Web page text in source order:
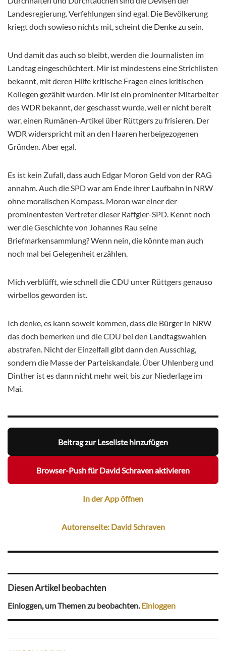
Landesregierung. Verfehlungen sind egal. Die Bevölkerung
kriegt doch sowieso nichts mit, scheint die Denke zu sein.
Und damit das auch so bleibt, werden die Journalisten im
Landtag eingeschüchtert. Mir ist mindestens eine Strichlisten
bekannt, mit deren Hilfe kritische Fragen eines kritischen
Kollegen gezählt wurden. Mir ist ein prominenter Mitarbeiter
des WDR bekannt, der geschasst wurde, weil er nicht bereit
war, einen Rumänen-Artikel über Rüttgers zu frisieren. Der
WDR widerspricht mit an den Haaren herbeigezogenen
Gründen. Aber egal.
Es ist kein Zufall, dass auch Edgar Moron Geld von der RAG
annahm. Auch die SPD war am Ende ihrer Laufbahn in NRW
ohne moralischen Kompass. Moron war einer der
prominentesten Vertreter dieser Raffgier-SPD. Kennt noch
wer die Geschichte von Johannes Rau seine
Briefmarkensammlung? Wenn nein, die könnte man auch
noch mal bei Gelegenheit erzählen.
Mich verblüfft, wie schnell die CDU unter Rüttgers genauso
wirbellos geworden ist.
Ich denke, es kann soweit kommen, dass die Bürger in NRW
das doch bemerken und die CDU bei den Landtagswahlen
abstrafen. Nicht der Einzelfall gibt dann den Ausschlag,
sondern die Masse der Parteiskandale. Über Uhlenberg und
Dinther ist es dann nicht mehr weit bis zur Niederlage im
Mai.
Beitrag zur Leseliste hinzufügen
Browser-Push für David Schraven aktivieren
In der App öffnen
Autorenseite: David Schraven
Diesen Artikel beobachten
Einloggen, um Themen zu beobachten.Einloggen